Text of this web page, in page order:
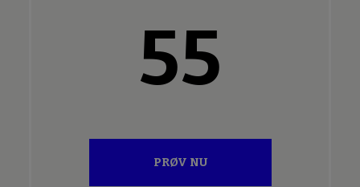
55
PRØV NU